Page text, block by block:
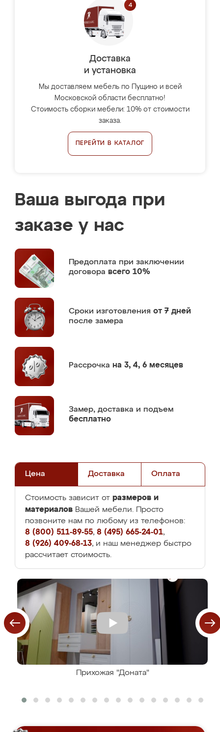
Доставка
и установка
Мы доставляем мебель по Пущино и всей
Московской области бесплатно!
Стоимость сборки мебели: 10% от стоимости
заказа.
ПЕРЕЙТИ В КАТАЛОГ
Ваша выгода при
заказе у нас
Предоплата при заключении
договора всего 10%
Сроки изготовления от 7 дней
после замера
Рассрочка на 3, 4, 6 месяцев
Замер, доставка и подъем
бесплатно
Цена Доставка Оплата
Стоимость зависит от размеров и
материалов Вашей мебели. Просто
позвоните нам по любому из телефонов:
8 (800) 511-89-55, 8 (495) 665-24-01,
8 (926) 409-68-13, и наш менеджер быстро
рассчитает стоимость.
Прихожая "Доната"